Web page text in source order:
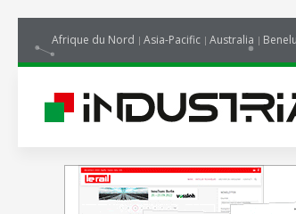
Afrique du Nord Asia-Pacific Australia